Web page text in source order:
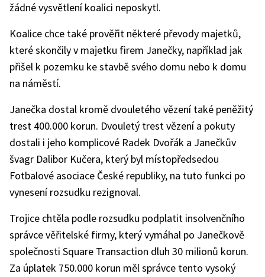
žádné vysvětlení koalici neposkytl.
Koalice chce také prověřit některé převody majetků,
které skončily v majetku firem Janečky, například jak
přišel k pozemku ke stavbě svého domu nebo k domu
na náměstí.
Janečka dostal kromě dvouletého vězení také peněžitý
trest 400.000 korun. Dvouletý trest vězení a pokuty
dostali i jeho komplicové Radek Dvořák a Janečkův
švagr Dalibor Kučera, který byl místopředsedou
Fotbalové asociace České republiky, na tuto funkci po
vynesení rozsudku rezignoval.
Trojice chtěla podle rozsudku podplatit insolvenčního
správce věřitelské firmy, který vymáhal po Janečkově
společnosti Square Transaction dluh 30 milionů korun.
Za úplatek 750.000 korun měl správce tento vysoký